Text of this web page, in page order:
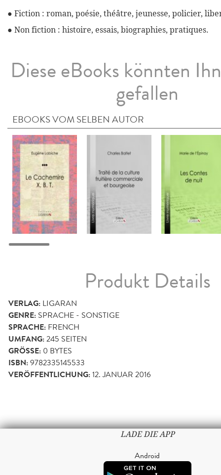
● Fiction : roman, poésie, théâtre, jeunesse, policier,
● Non fiction : histoire, essais, biographies, pratiques.
Diese eBooks könnten
gefallen
EBOOKS VOM SELBEN AUTOR
Produkt Details
VERLAG: LIGARAN
GENRE: SPRACHE - SONSTIGE
SPRACHE: FRENCH
UMFANG:245 SEITEN
GRÖSSE: 0 BYTES
ISBN:9782335145533
VERÖFFENTLICHUNG:12. JANUAR 2016
LADE DIE APP
Android